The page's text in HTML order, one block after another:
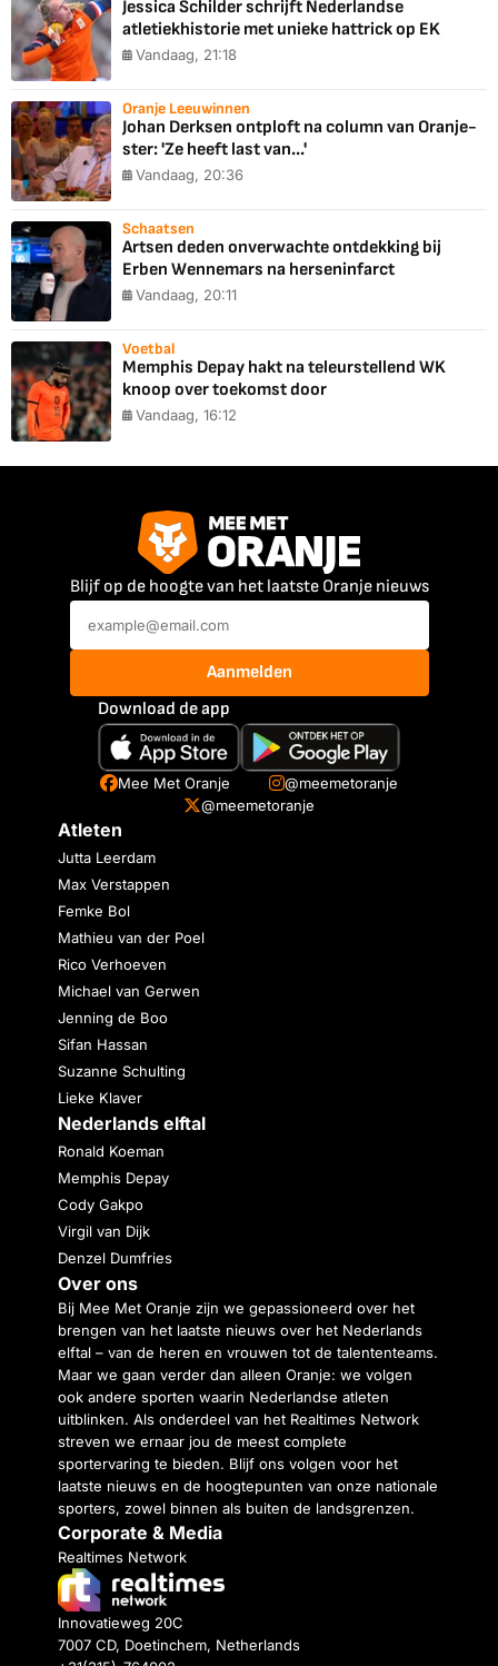
Jessica Schilder schrijft Nederlandse
atletiekhistorie met unieke hattrick op EK
Vandaag, 21:18
Oranje Leeuwinnen
Johan Derksen ontploft na column van Oranje-
ster: 'Ze heeft last van...'
Vandaag, 20:36
Schaatsen
Artsen deden onverwachte ontdekking bij
Erben Wennemars na herseninfarct
Vandaag, 20:11
Voetbal
Memphis Depay hakt na teleurstellend WK
knoop over toekomst door
Vandaag, 16:12
Blijf op de hoogte van het laatste Oranje nieuws
Aanmelden
Download de app
Mee Met Oranje
@meemetoranje
@meemetoranje
Atleten
Jutta Leerdam
Max Verstappen
Femke Bol
Mathieu van der Poel
Rico Verhoeven
Michael van Gerwen
Jenning de Boo
Sifan Hassan
Suzanne Schulting
Lieke Klaver
Nederlands elftal
Ronald Koeman
Memphis Depay
Cody Gakpo
Virgil van Dijk
Denzel Dumfries
Over ons
Bij Mee Met Oranje zijn we gepassioneerd over het
brengen van het laatste nieuws over het Nederlands
elftal – van de heren en vrouwen tot de talententeams.
Maar we gaan verder dan alleen Oranje: we volgen
ook andere sporten waarin Nederlandse atleten
uitblinken. Als onderdeel van het Realtimes Network
streven we ernaar jou de meest complete
sportervaring te bieden. Blijf ons volgen voor het
laatste nieuws en de hoogtepunten van onze nationale
sporters, zowel binnen als buiten de landsgrenzen.
Corporate & Media
Realtimes Network
Innovatieweg 20C
7007 CD, Doetinchem, Netherlands